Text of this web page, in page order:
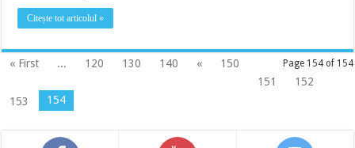
Citește tot articolul »
Page 154 of 154
« First ... 120 130 140 «
150
151
152
153
154